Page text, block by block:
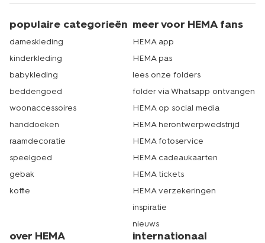
populaire categorieën
dameskleding
kinderkleding
babykleding
beddengoed
woonaccessoires
handdoeken
raamdecoratie
speelgoed
gebak
koffie
meer voor HEMA fans
HEMA app
HEMA pas
lees onze folders
folder via Whatsapp ontvangen
HEMA op social media
HEMA herontwerpwedstrijd
HEMA fotoservice
HEMA cadeaukaarten
HEMA tickets
HEMA verzekeringen
inspiratie
nieuws
over HEMA internationaal